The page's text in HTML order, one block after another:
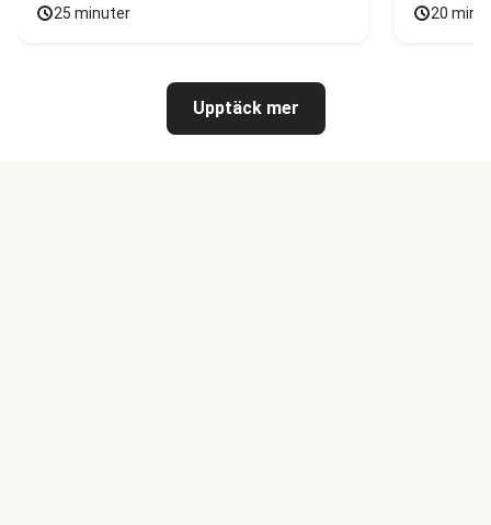
25 minuter 20
Upptäck mer